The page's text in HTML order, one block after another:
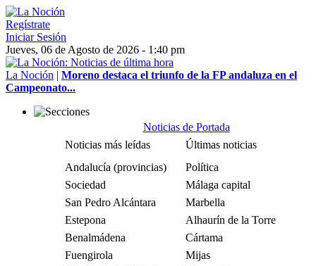
Regístrate
Iniciar Sesión
Jueves, 06 de Agosto de 2026 - 1:40 pm
La Noción | Moreno destaca el triunfo de la FP andaluza en el
Campeonato...
Noticias de Portada
Noticias más leídas
Últimas noticias
Andalucía (provincias)
Política
Sociedad
Málaga capital
San Pedro Alcántara
Marbella
Estepona
Alhaurín de la Torre
Benalmádena
Cártama
Fuengirola
Mijas